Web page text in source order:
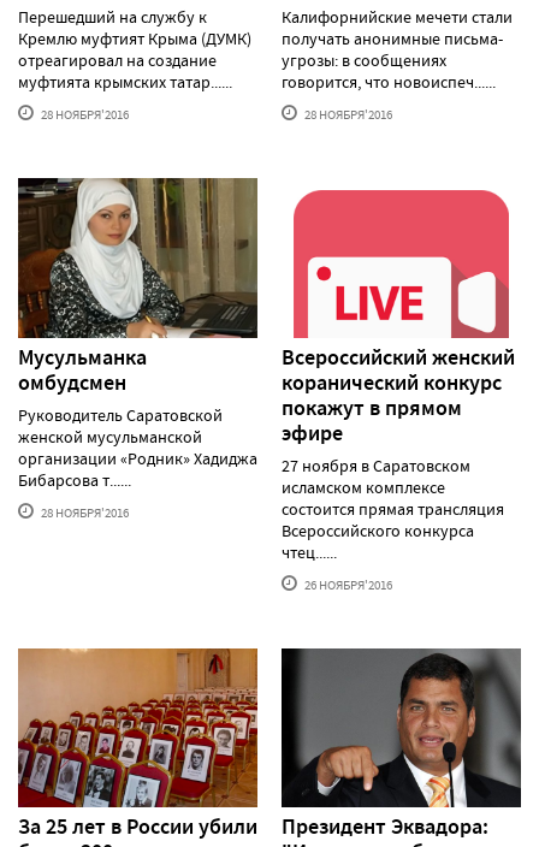
Перешедший на службу к
Кремлю муфтият Крыма (ДУМК)
отреагировал на создание
муфтията крымских татар......
28 НОЯБРЯ'2016
Калифорнийские мечети стали
получать анонимные письма-
угрозы: в сообщениях
говорится, что новоиспеч......
28 НОЯБРЯ'2016
Мусульманка
омбудсмен
Руководитель Саратовской
женской мусульманской
организации «Родник» Хадиджа
Бибарсова т......
28 НОЯБРЯ'2016
Всероссийский женский
коранический конкурс
покажут в прямом
эфире
27 ноября в Саратовском
исламском комплексе
состоится прямая трансляция
Всероссийского конкурса
чтец......
26 НОЯБРЯ'2016
За 25 лет в России убили
Президент Эквадора: